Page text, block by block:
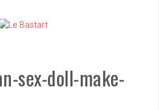
sex-doll-make-